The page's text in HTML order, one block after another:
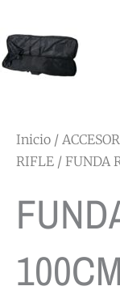
Inicio /
RIFLE / FUNDA